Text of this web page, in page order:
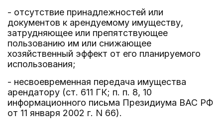
- отсутствие принадлежностей или
документов к арендуемому имуществу,
затрудняющее или препятствующее
пользованию им или снижающее
хозяйственный эффект от его планируемого
использования;
- несвоевременная передача имущества
арендатору (ст. 611 ГК; п. п. 8, 10
информационного письма Президиума ВАС РФ
от 11 января 2002 г. N 66).